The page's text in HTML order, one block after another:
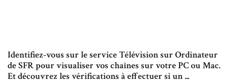
Identifiez-vous sur le service Télévision sur Ordinateur
de SFR pour visualiser vos chaînes sur votre PC ou Mac.
Et découvrez les vérifications à effectuer si un ...